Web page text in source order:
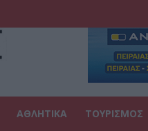
ΑΘΛΗΤΙΚΑ ΤΟΥΡΙΣΜΟΣ